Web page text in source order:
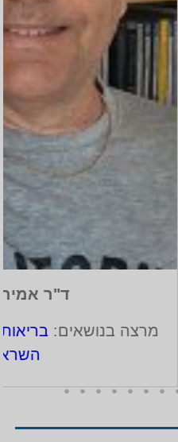
בריאות,הרצאות על זוגיות,